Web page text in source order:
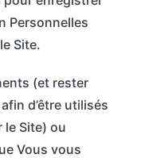
Personnelles
Site.
(et rester
d’être utilisés
le Site) ou
Vous vous